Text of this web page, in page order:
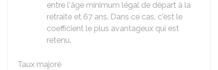
entre l'âge minimum légal de départ à la
retraite et 67 ans. Dans ce cas, c'est le
coefficient le plus avantageux qui est
retenu.
Taux majoré